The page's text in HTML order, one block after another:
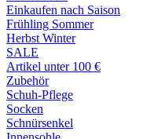
Einkaufen nach Saison
Frühling Sommer
Herbst Winter
SALE
Artikel unter 100 €
Zubehör
Schuh-Pflege
Socken
Schnürsenkel